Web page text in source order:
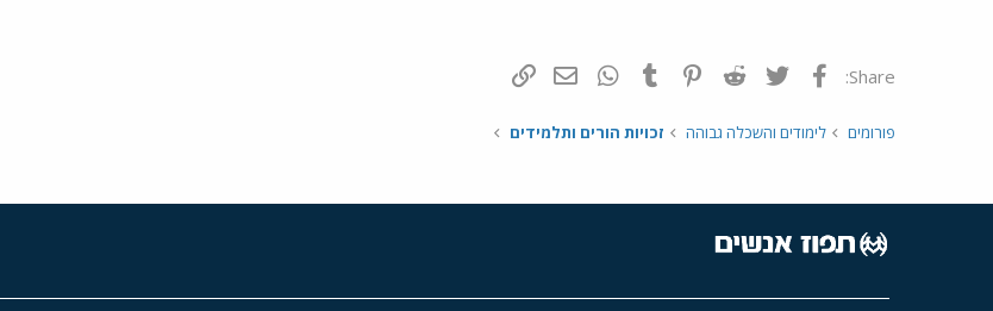
Share: פייסבוק Twitter
Reddit
Pinterest
Tumblr
WhatsAppדואר אלקטרוני
פורומים לימודים והשכלה גבוהה זכויות הורים ותלמידים